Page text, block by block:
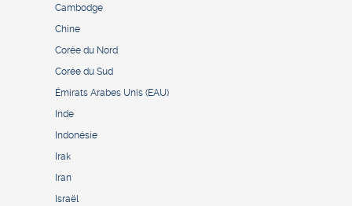
Cambodge
Chine
Corée du Nord
Corée du Sud
Émirats Arabes Unis (EAU)
Inde
Indonésie
Irak
Iran
Israël